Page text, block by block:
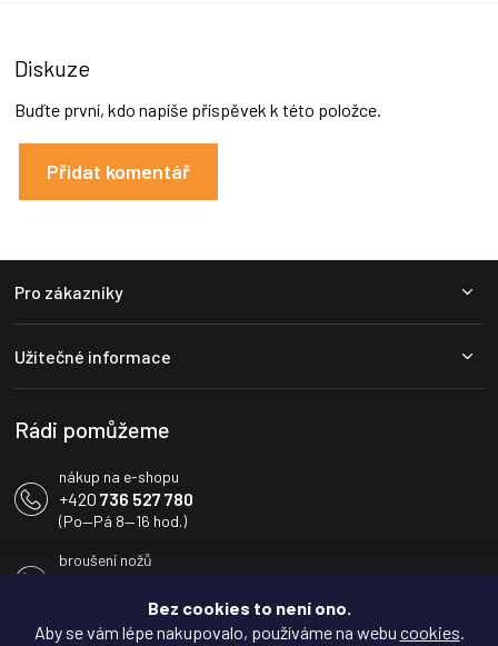
Bez cookies to není ono.
Aby se vám lépe nakupovalo, používáme na webu cookies.
Diskuze
Buďte první, kdo napíše příspěvek k této položce.
Přidat komentář
Pro zákazníky
Užitečné informace
Rádi pomůžeme
nákup na e-shopu
+420 736 527 780
(Po—Pá 8—16 hod.)
broušení nožů
(Po—Pá 8—16 hod.)